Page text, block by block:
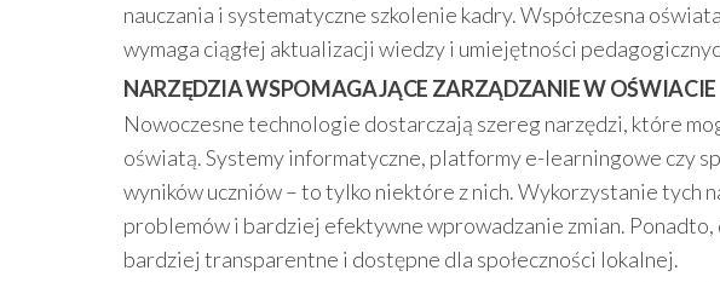
nauczania i systematyczne szkolenie kadry. Współczesna
wymaga ciągłej aktualizacji wiedzy i umiejętności
NARZĘDZIA WSPOMAGAJĄCE ZARZĄDZANIE W OŚWIACIE
Nowoczesne technologie dostarczają szereg narzędzi, które
oświatą. Systemy informatyczne, platformy e-learningowe czy
wyników uczniów – to tylko niektóre z nich. Wykorzystanie tych
problemów i bardziej efektywne wprowadzanie zmian.
bardziej transparentne i dostępne dla społeczności lokalnej.